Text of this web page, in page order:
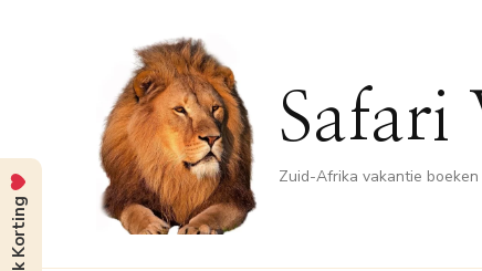
Safari
Zuid-Afrika vakantie boeken